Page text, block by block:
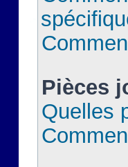
Pièces
Quelles